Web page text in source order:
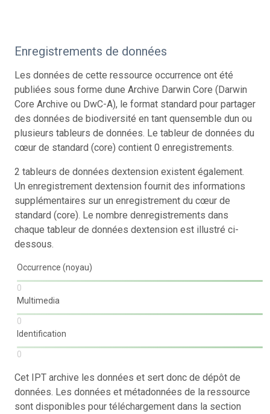
Enregistrements de données
Les données de cette ressource occurrence ont été
publiées sous forme dune Archive Darwin Core (Darwin
Core Archive ou DwC-A), le format standard pour partager
des données de biodiversité en tant quensemble dun ou
plusieurs tableurs de données. Le tableur de données du
cœur de standard (core) contient 0 enregistrements.
2 tableurs de données dextension existent également.
Un enregistrement dextension fournit des informations
supplémentaires sur un enregistrement du cœur de
standard (core). Le nombre denregistrements dans
chaque tableur de données dextension est illustré ci-
dessous.
Occurrence (noyau)
0
Multimedia
0
Identification
0
Cet IPT archive les données et sert donc de dépôt de
données. Les données et métadonnées de la ressource
sont disponibles pour téléchargement dans la section